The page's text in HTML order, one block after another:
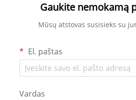
Gaukite nemokamą
Mūsų atstovas susisieks su
El. paštas
Vardas